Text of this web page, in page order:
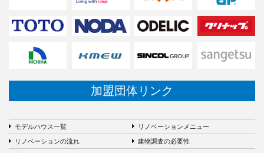
加盟団体リンク
モデルハウス一覧 リノベーションメニュー
リノベーションの流れ 建物調査の必要性